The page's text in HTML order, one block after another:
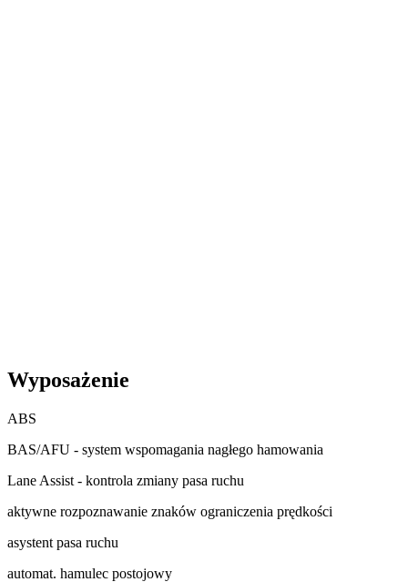
Wyposażenie
ABS
BAS/AFU - system wspomagania nagłego hamowania
Lane Assist - kontrola zmiany pasa ruchu
aktywne rozpoznawanie znaków ograniczenia prędkości
asystent pasa ruchu
automat. hamulec postojowy